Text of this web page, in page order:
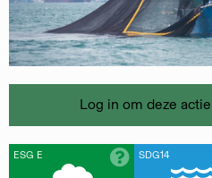
ESG E SDG14
Log in om deze